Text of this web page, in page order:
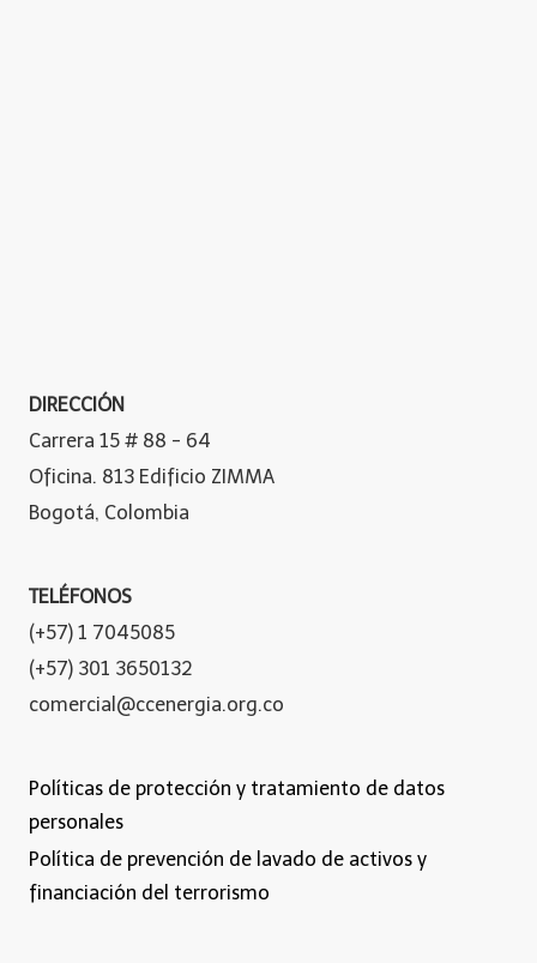
DIRECCIÓN
Carrera 15 # 88 - 64
Oficina. 813 Edificio ZIMMA
Bogotá, Colombia
TELÉFONOS
(+57) 1 7045085
(+57) 301 3650132
comercial@ccenergia.org.co
Políticas de protección y tratamiento de datos
personales
Política de prevención de lavado de activos y
financiación del terrorismo